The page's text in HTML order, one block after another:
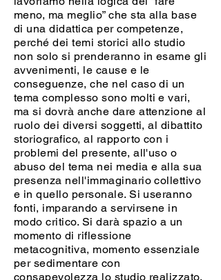
meno, ma meglio” che sta alla base
di una didattica per competenze,
perché dei temi storici allo studio
non solo si prenderanno in esame gli
avvenimenti, le cause e le
conseguenze, che nel caso di un
tema complesso sono molti e vari,
ma si dovrà anche dare attenzione al
ruolo dei diversi soggetti, al dibattito
storiografico, al rapporto con i
problemi del presente, all'uso o
abuso del tema nei media e alla sua
presenza nell'immaginario collettivo
e in quello personale. Si useranno
fonti, imparando a servirsene in
modo critico. Si darà spazio a un
momento di riflessione
metacognitiva, momento essenziale
per sedimentare con
consapevolezza lo studio realizzato.